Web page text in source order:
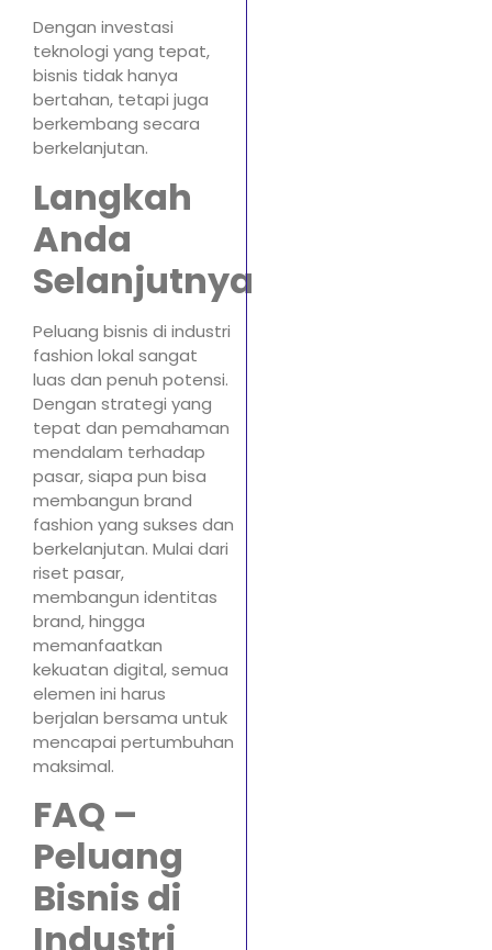
Dengan investasi
teknologi yang tepat,
bisnis tidak hanya
bertahan, tetapi juga
berkembang secara
berkelanjutan.
Langkah
Anda
Selanjutnya
Peluang bisnis di industri
fashion lokal sangat
luas dan penuh potensi.
Dengan strategi yang
tepat dan pemahaman
mendalam terhadap
pasar, siapa pun bisa
membangun brand
fashion yang sukses dan
berkelanjutan. Mulai dari
riset pasar,
membangun identitas
brand, hingga
memanfaatkan
kekuatan digital, semua
elemen ini harus
berjalan bersama untuk
mencapai pertumbuhan
maksimal.
FAQ –
Peluang
Bisnis di
Industri